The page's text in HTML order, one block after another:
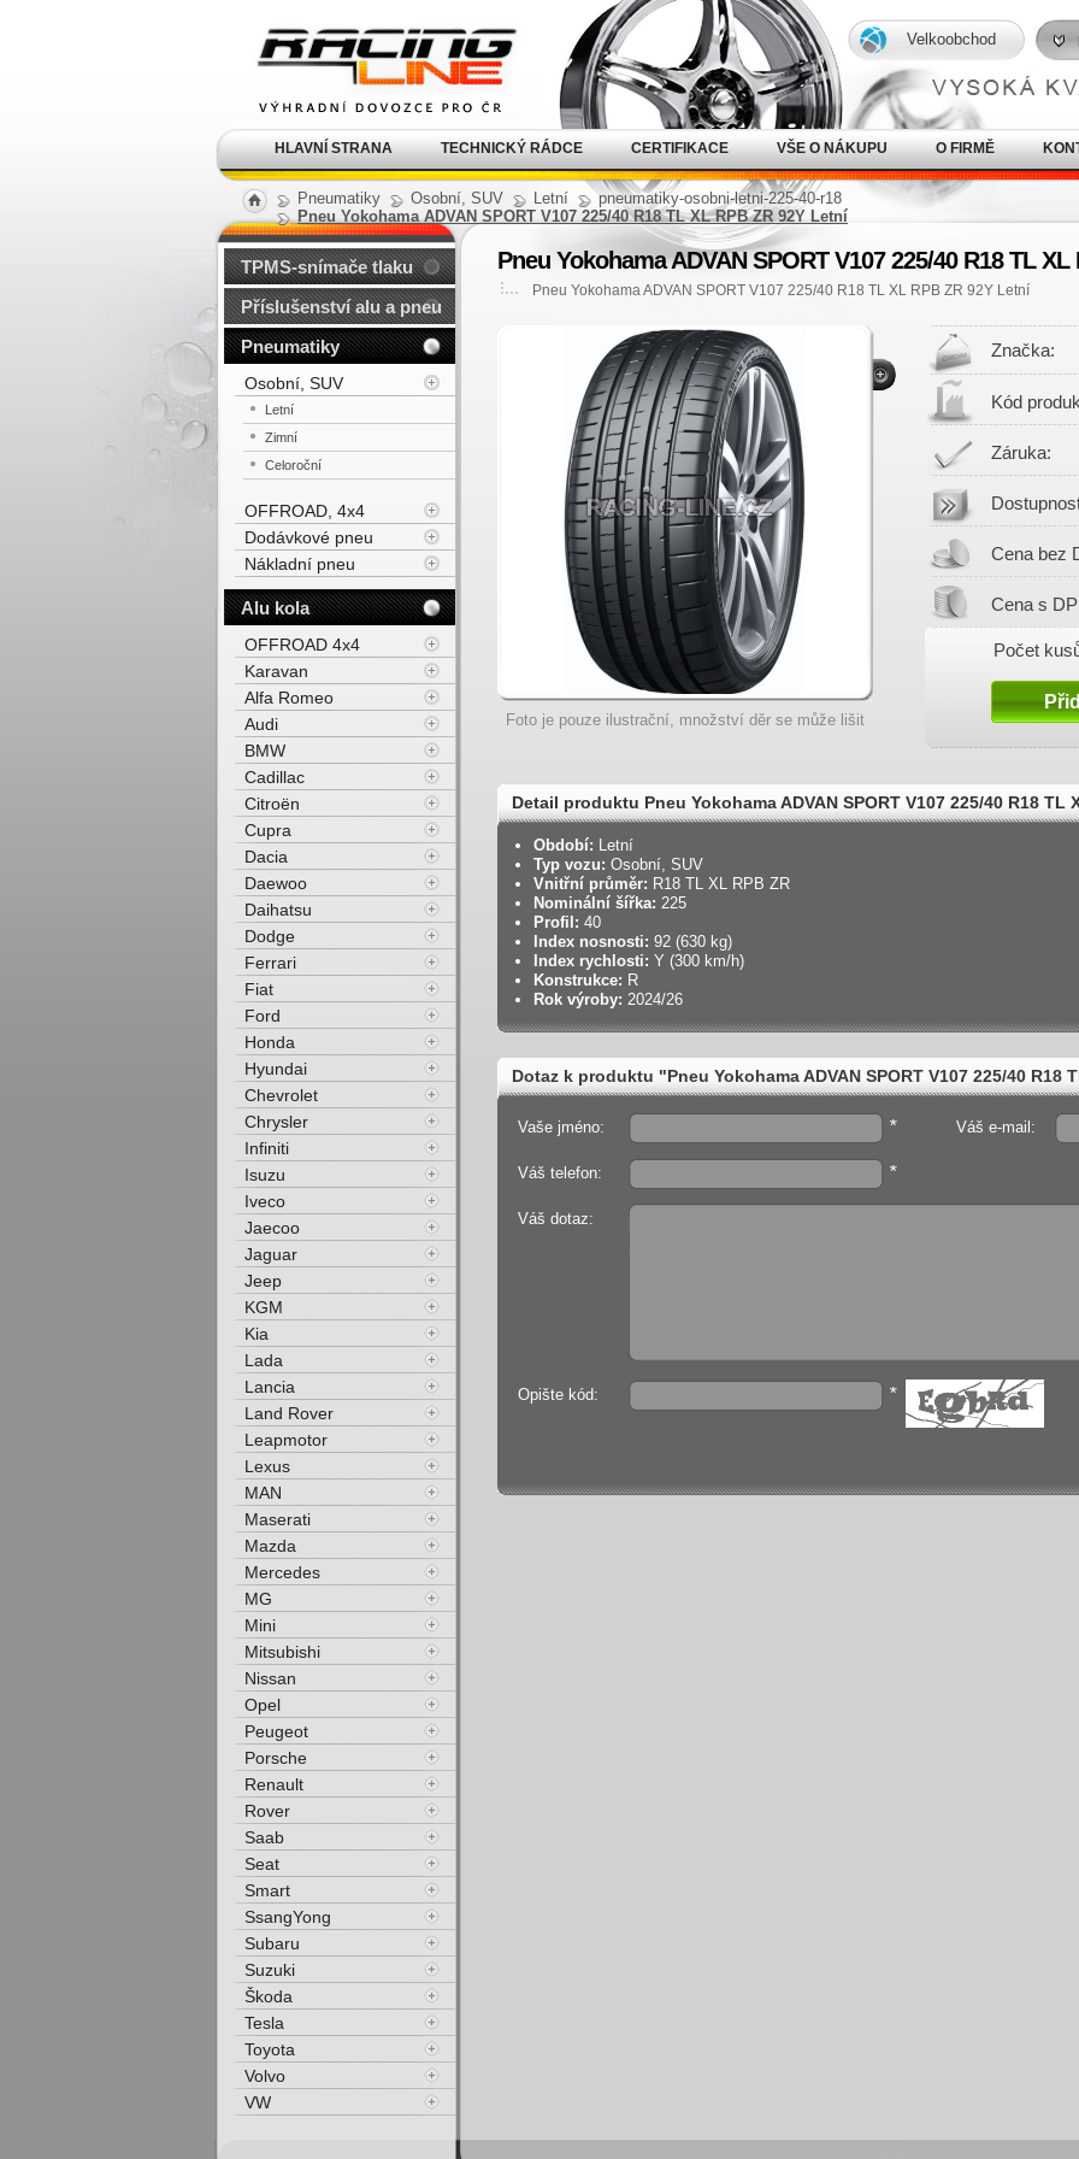
Pneumatiky Osobní, SUV Letní
pneumatiky-osobni-letni-225-40-r18
Pneu Yokohama ADVAN SPORT V107 225/40 R18 TL XL RPB ZR 92Y Letní
Pneu Yokohama ADVAN SPORT V107 225/40 R18 TL
Pneu Yokohama ADVAN SPORT V107 225/40 R18 TL XL RPB ZR 92Y Letní
Foto je pouze ilustrační, množství děr se může lišit
Značka:
Kód
Záruka:
Cena bez
Cena s
Počet
Detail produktu Pneu Yokohama ADVAN SPORT V107 225/40 R18 TL
92Y Letní
Období: Letní
Typ vozu: Osobní, SUV
Vnitřní průměr: R18 TL XL RPB ZR
Nominální šířka: 225
Profil: 40
Index nosnosti: 92 (630 kg)
Index rychlosti: Y (300 km/h)
Konstrukce: R
Rok výroby: 2024/26
Dotaz k produktu "Pneu Yokohama ADVAN SPORT V107 225/40 R18
Vaše jméno: * Váš e-mail:
Váš telefon: *
Váš dotaz:
Opište kód: *
TPMS-snímače tlaku
Příslušenství alu a pneu
Pneumatiky
Osobní, SUV
Letní
Zimní
Celoroční
OFFROAD, 4x4
Dodávkové pneu
Nákladní pneu
Alu kola
OFFROAD 4x4
Karavan
Alfa Romeo
Audi
BMW
Cadillac
Citroën
Cupra
Dacia
Daewoo
Daihatsu
Dodge
Ferrari
Fiat
Ford
Honda
Hyundai
Chevrolet
Chrysler
Infiniti
Isuzu
Iveco
Jaecoo
Jaguar
Jeep
KGM
Kia
Lada
Lancia
Land Rover
Leapmotor
Lexus
MAN
Maserati
Mazda
Mercedes
MG
Mini
Mitsubishi
Nissan
Opel
Peugeot
Porsche
Renault
Rover
Saab
Seat
Smart
SsangYong
Subaru
Suzuki
Škoda
Tesla
Toyota
Volvo
VW
kola Racing Line
HLAVNÍ STRANA TECHNICKÝ RÁDCE CERTIFIKACE VŠE O NÁKUPU O FIRMĚ
Velkoobchod